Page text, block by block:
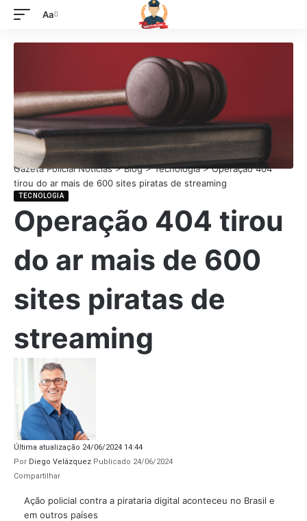
Aa
Gazeta Policial Notícias>Blog>Tecnologia>Operação 404
tirou do ar mais de 600 sites piratas de streaming
TECNOLOGIA
Operação 404 tirou
do ar mais de 600
sites piratas de
streaming
Última atualização 24/06/2024 14:44
Por Diego Velázquez Publicado 24/06/2024
Compartilhar
Ação policial contra a pirataria digital aconteceu no Brasil e
em outros países